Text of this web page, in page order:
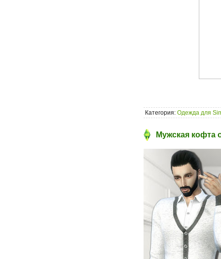
Категория: Одежда для
Мужская кофта